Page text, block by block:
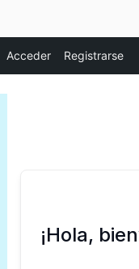
Acceder Registrarse
¡Hola,